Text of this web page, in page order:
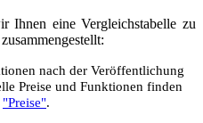
Ihnen eine Vergleichstabelle zu
nach der Veröffentlichung
Preise und Funktionen finden
"Preise".